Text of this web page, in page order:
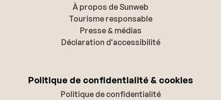
À propos de Sunweb
Tourisme responsable
Presse & médias
Déclaration d'accessibilité
Politique de confidentialité & cookies
Politique de confidentialité